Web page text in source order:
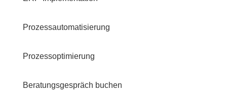
Prozessautomatisierung
Prozessoptimierung
Beratungsgespräch buchen